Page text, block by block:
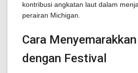
kontribusi angkatan laut dalam
perairan Michigan.
Cara
dengan Festival